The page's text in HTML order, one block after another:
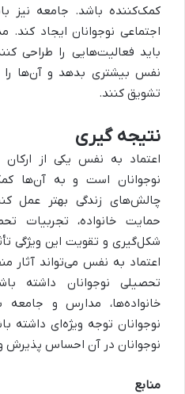
کمک‌کننده باشد. جامعه نیز
اجتماعی نوجوانان ایجاد
باید فعالیت‌هایی را طراحی
نفس بیشتری بدهد و آن‌ها
تشویق کنند.
نتیجه گیری
اعتماد به نفس یکی از
نوجوانان است و به آن‌ها
چالش‌های زندگی بهتر عمل
حمایت خانواده، تجربیات
شکل‌گیری و تقویت این ویژگی
اعتماد به نفس می‌تواند آثار
تحصیلی نوجوانان داشته
خانواده‌ها، مدارس و
نوجوانان توجه ویژه‌ای داشته
نوجوانان در آن احساس پذیرش
منابع